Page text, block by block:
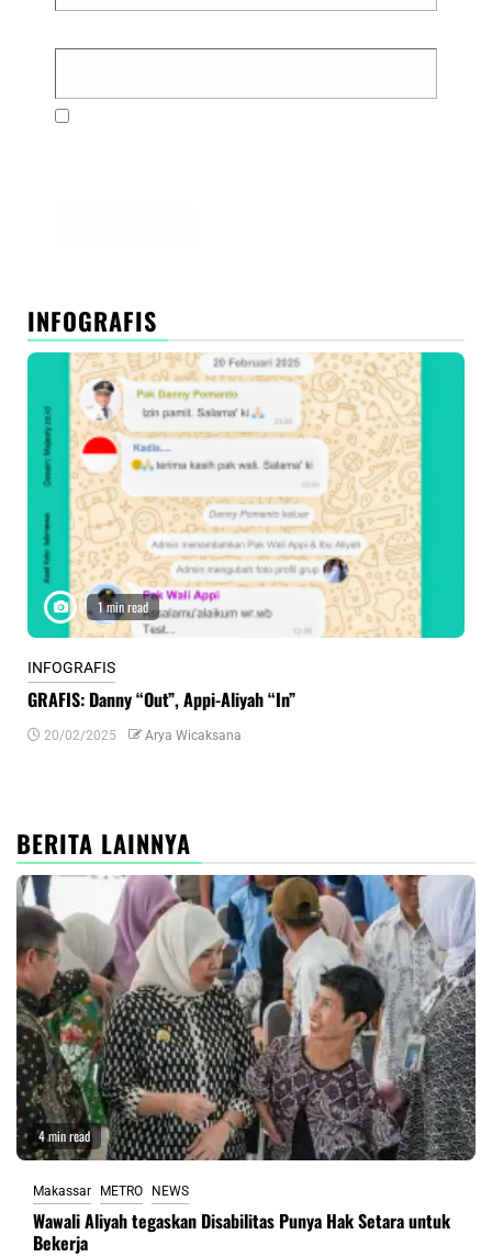
INFOGRAFIS
1 min read
INFOGRAFIS
GRAFIS: Danny “Out”, Appi-Aliyah “In”
20/02/2025 Arya Wicaksana
BERITA LAINNYA
4 min read
Makassar METRO NEWS
Wawali Aliyah tegaskan Disabilitas Punya Hak Setara untuk
Bekerja